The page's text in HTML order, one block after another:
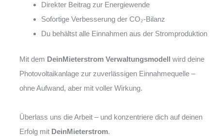
Direkter Beitrag zur Energiewende
Sofortige Verbesserung der CO₂-Bilanz
Du behältst alle Einnahmen aus der Stromproduktion
Mit dem DeinMieterstrom Verwaltungsmodell wird deine
Photovoltaikanlage zur zuverlässigen Einnahmequelle –
ohne Aufwand, aber mit voller Wirkung.
Überlass uns die Arbeit – und konzentriere dich auf deinen
Erfolg mit DeinMieterstrom.